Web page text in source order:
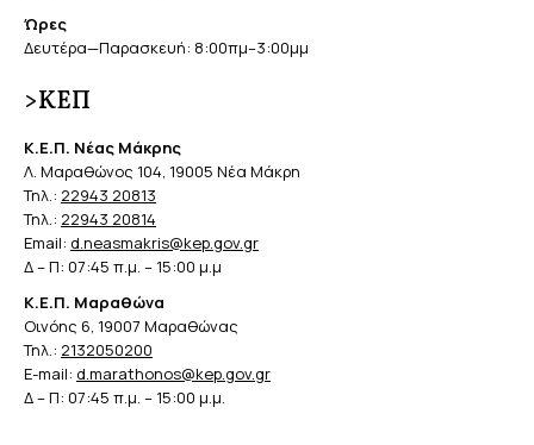
Ώρες
Δευτέρα—Παρασκευή: 8:00πμ–3:00μμ
>ΚΕΠ
Κ.Ε.Π. Νέας Μάκρης
Λ. Μαραθώνος 104, 19005 Νέα Μάκρη
Τηλ.: 22943 20813
Τηλ.: 22943 20814
Email: d.neasmakris@kep.gov.gr
Δ – Π: 07:45 π.μ. – 15:00 μ.μ
Κ.Ε.Π. Μαραθώνα
Οινόης 6, 19007 Μαραθώνας
Τηλ.: 2132050200
E-mail: d.marathonos@kep.gov.gr
Δ – Π: 07:45 π.μ. – 15:00 μ.μ.